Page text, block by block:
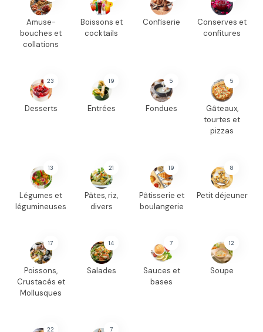
Amuse-
bouches et
collations
Boissons et
cocktails
Confiserie
Conserves et
confitures
23
Desserts
19
Entrées
5
Fondues
5
Gâteaux,
tourtes et
pizzas
13
Légumes et
légumineuses
21
Pâtes, riz,
divers
19
Pâtisserie et
boulangerie
8
Petit déjeuner
17
Poissons,
Crustacés et
Mollusques
14
Salades
7
Sauces et
bases
12
Soupe
22 7